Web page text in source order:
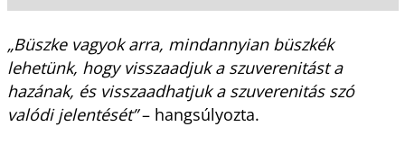
„Büszke vagyok arra, mindannyian büszkék
lehetünk, hogy visszaadjuk a szuverenitást a
hazának, és visszaadhatjuk a szuverenitás szó
valódi jelentését”– hangsúlyozta.